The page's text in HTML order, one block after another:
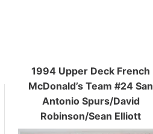
1994 Upper Deck French
McDonald’s Team #24 San
Antonio Spurs/David
Robinson/Sean Elliott